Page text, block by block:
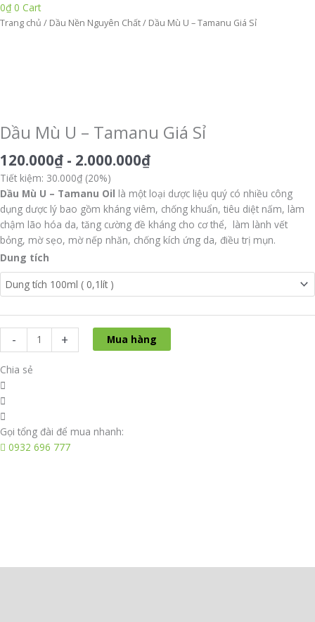
0₫ 0 Cart
Trang chủ / Dầu Nền Nguyên Chất/ Dầu Mù U – Tamanu Giá Sỉ
Dầu Mù U – Tamanu Giá Sỉ
120.000₫ - 2.000.000₫
Tiết kiệm: 30.000₫ (20%)
Dầu Mù U – Tamanu Oil là một loại dược liệu quý có nhiều công
dụng dược lý bao gồm kháng viêm, chống khuẩn, tiêu diệt nấm, làm
chậm lão hóa da, tăng cường đề kháng cho cơ thể, làm lành vết
bỏng, mờ sẹo, mờ nếp nhăn, chống kích ứng da, điều trị mụn.
Dung tích
-
Dầu
số
+ Mua hàng
Chia sẻ
Gọi tổng đài để mua nhanh:
0932 696 777